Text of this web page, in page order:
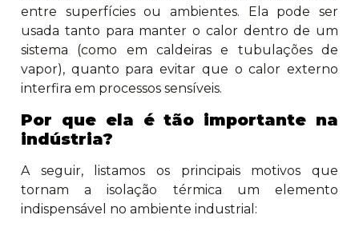
entre superfícies ou ambientes. Ela pode ser
usada tanto para manter o calor dentro de um
sistema (como em caldeiras e tubulações de
vapor), quanto para evitar que o calor externo
interfira em processos sensíveis.
Por que ela é tão importante na
indústria?
A seguir, listamos os principais motivos que
tornam a isolação térmica um elemento
indispensável no ambiente industrial: